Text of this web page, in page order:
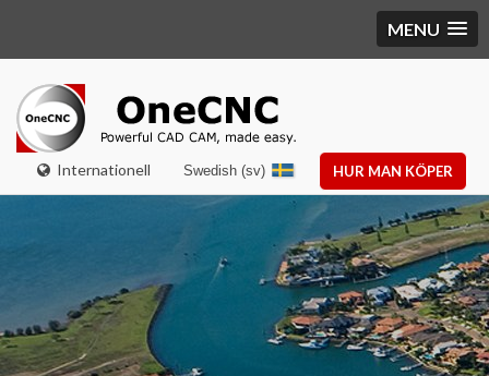
MENU
Internationell HUR MAN KÖPER
Swedish (sv)